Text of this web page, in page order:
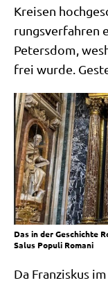
Krei­sen
rungs­ver­fah­ren
Peters­dom,
frei wur­de.
Das in der Geschich­te
Salus Popu­li Romani
Da Fran­zis­kus